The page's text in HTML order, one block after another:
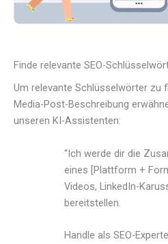
Finde relevante SEO-
Um relevante Schlüsselwörter zu
Media-Post-Beschreibung
unseren KI-Assistenten:
“Ich werde dir die
eines [Plattform +
Videos, LinkedIn-
bereitstellen.
Handle als SEO-